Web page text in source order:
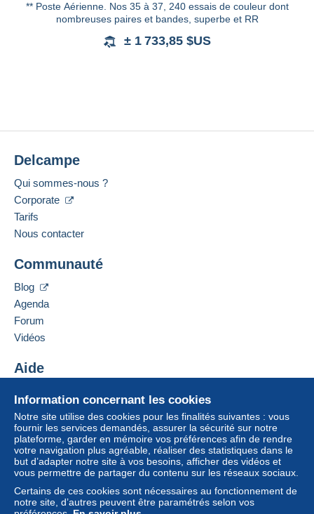
** Poste Aérienne. Nos 35 à 37, 240 essais de couleur dont
nombreuses paires et bandes, superbe et RR
± 1 733,85 $US
Information concernant les cookies
Notre site utilise des cookies pour les finalités suivantes : vous
fournir les services demandés, assurer la sécurité sur notre
plateforme, garder en mémoire vos préférences afin de rendre
votre navigation plus agréable, réaliser des statistiques dans le
but d’adapter notre site à vos besoins, afficher des vidéos et
vous permettre de partager du contenu sur les réseaux sociaux.
Certains de ces cookies sont nécessaires au fonctionnement de
notre site, d’autres peuvent être paramétrés selon vos
Delcampe
Qui sommes-nous ?
Corporate
Tarifs
Nous contacter
Communauté
Blog
Agenda
Forum
Vidéos
Aide
Acheter sur Delcampe
Vendre sur Delcampe
Un site sécurisé